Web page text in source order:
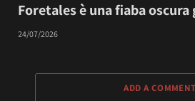
Foretales è una fiaba
24/07/2026
ADD A COMMENT